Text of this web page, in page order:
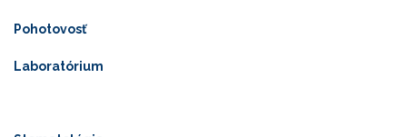
Pohotovosť
Laboratórium